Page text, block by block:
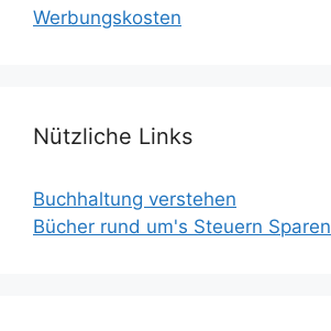
Werbungskosten
Nützliche Links
Buchhaltung verstehen
Bücher rund um's Steuern Sparen